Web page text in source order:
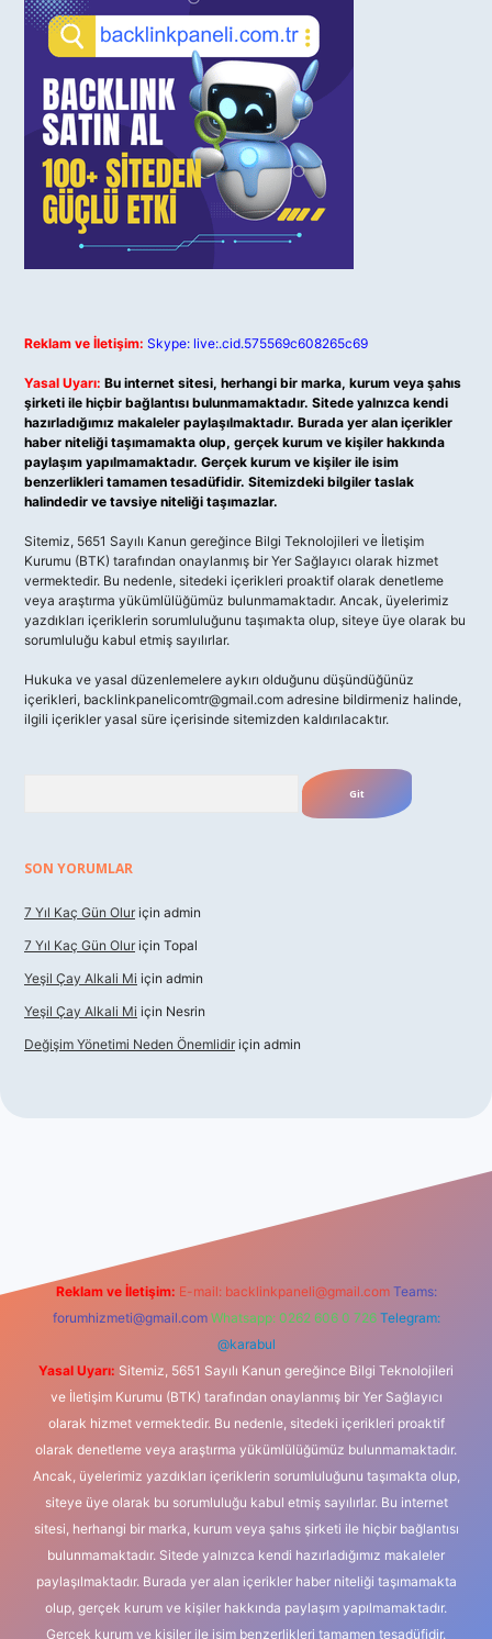
Reklam ve İletişim: Skype: live:.cid.575569c608265c69
Yasal Uyarı: Bu internet sitesi, herhangi bir marka, kurum veya şahıs
şirketi ile hiçbir bağlantısı bulunmamaktadır. Sitede yalnızca kendi
hazırladığımız makaleler paylaşılmaktadır. Burada yer alan içerikler
haber niteliği taşımamakta olup, gerçek kurum ve kişiler hakkında
paylaşım yapılmamaktadır. Gerçek kurum ve kişiler ile isim
benzerlikleri tamamen tesadüfidir. Sitemizdeki bilgiler taslak
halindedir ve tavsiye niteliği taşımazlar.
Sitemiz, 5651 Sayılı Kanun gereğince Bilgi Teknolojileri ve İletişim
Kurumu (BTK) tarafından onaylanmış bir Yer Sağlayıcı olarak hizmet
vermektedir. Bu nedenle, sitedeki içerikleri proaktif olarak denetleme
veya araştırma yükümlülüğümüz bulunmamaktadır. Ancak, üyelerimiz
yazdıkları içeriklerin sorumluluğunu taşımakta olup, siteye üye olarak bu
sorumluluğu kabul etmiş sayılırlar.
Hukuka ve yasal düzenlemelere aykırı olduğunu düşündüğünüz
içerikleri, backlinkpanelicomtr@gmail.com adresine bildirmeniz halinde,
ilgili içerikler yasal süre içerisinde sitemizden kaldırılacaktır.
SON YORUMLAR
7 Yıl Kaç Gün Olur için admin
7 Yıl Kaç Gün Olur için Topal
Yeşil Çay Alkali Mi için admin
Yeşil Çay Alkali Mi için Nesrin
Değişim Yönetimi Neden Önemlidir için admin
Reklam ve İletişim: E-mail: backlinkpaneli@gmail.com Teams:
forumhizmeti@gmail.com Whatsapp: 0262 606 0 726 Telegram:
@karabul
Yasal Uyarı: Sitemiz, 5651 Sayılı Kanun gereğince Bilgi Teknolojileri
ve İletişim Kurumu (BTK) tarafından onaylanmış bir Yer Sağlayıcı
olarak hizmet vermektedir. Bu nedenle, sitedeki içerikleri proaktif
olarak denetleme veya araştırma yükümlülüğümüz bulunmamaktadır.
Ancak, üyelerimiz yazdıkları içeriklerin sorumluluğunu taşımakta olup,
siteye üye olarak bu sorumluluğu kabul etmiş sayılırlar. Bu internet
sitesi, herhangi bir marka, kurum veya şahıs şirketi ile hiçbir bağlantısı
bulunmamaktadır. Sitede yalnızca kendi hazırladığımız makaleler
paylaşılmaktadır. Burada yer alan içerikler haber niteliği taşımamakta
olup, gerçek kurum ve kişiler hakkında paylaşım yapılmamaktadır.
Gerçek kurum ve kişiler ile isim benzerlikleri tamamen tesadüfidir.